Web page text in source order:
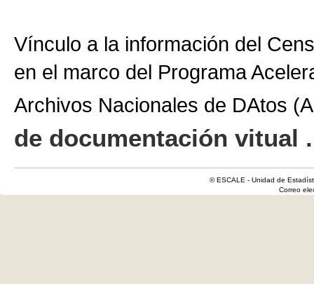
Vínculo a la información del
en el marco del Programa
Archivos Nacionales de DAtos
de documentación vitual
© ESCALE - Unidad de
Correo